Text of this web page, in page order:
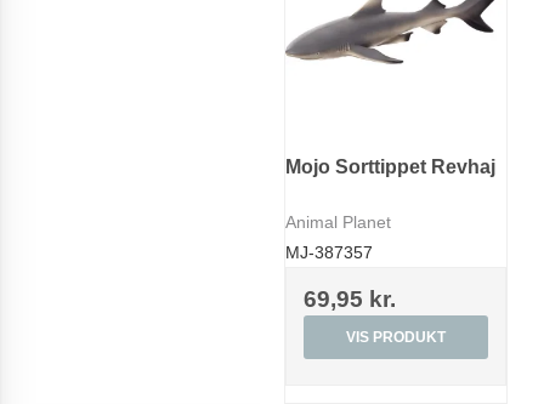
Mojo Sorttippet Revhaj
Animal Planet
MJ-387357
69,95 kr.
VIS PRODUKT